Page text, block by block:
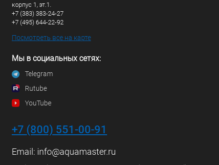
корпус 1, эт.1.
+7 (383) 383-24-27
+7 (495) 644-22-92
Посмотреть все на карте
Мы в социальных сетях:
Telegram
Rutube
YouTube
+7 (800) 551-00-91
Email: info@aquamaster.ru